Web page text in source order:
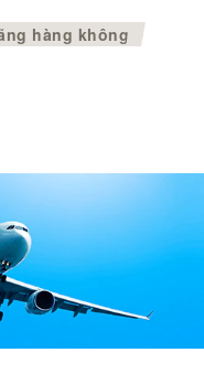
>
hàng không